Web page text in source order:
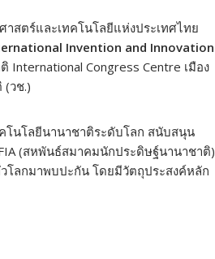
สตร์และเทคโนโลยีแห่งประเทศไทย
Invention and Innovation
Congress Centre เมือง
(วช.)
โนโลยีนานาชาติระดับโลก สนับสนุน
(สหพันธ์สมาคมนักประดิษฐ์นานาชาติ)
โลกมาพบปะกัน โดยมีวัตถุประสงค์หลัก